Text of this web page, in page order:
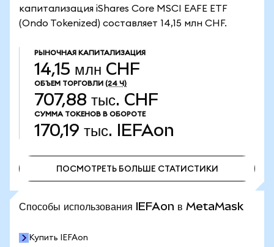
капитализация iShares Core MSCI EAFE ETF
(Ondo Tokenized) составляет 14,15 млн CHF.
РЫНОЧНАЯ КАПИТАЛИЗАЦИЯ
14,15 млн CHF
ОБЪЕМ ТОРГОВЛИ (24 Ч)
707,88 тыс. CHF
СУММА ТОКЕНОВ В ОБОРОТЕ
170,19 тыс. IEFAon
ПОСМОТРЕТЬ БОЛЬШЕ СТАТИСТИКИ
Способы использования IEFAon в MetaMask
Купить IEFAon